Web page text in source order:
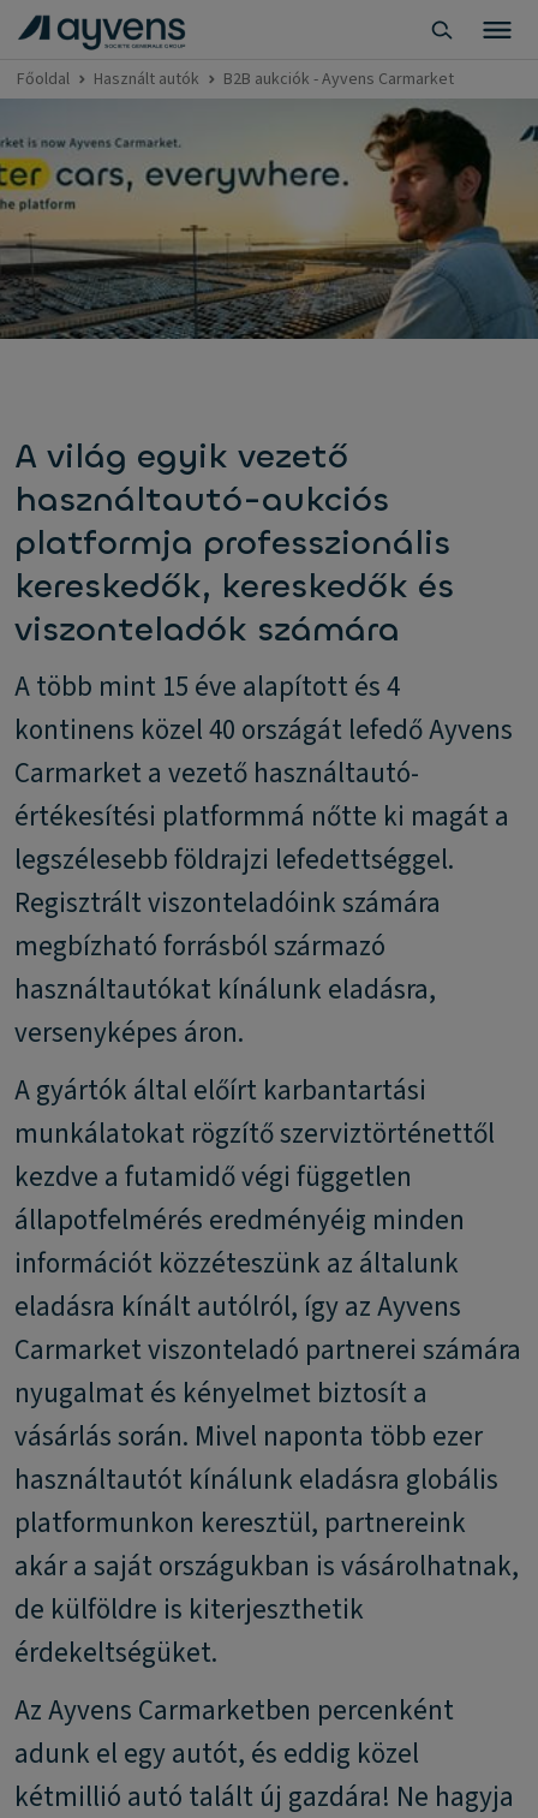
Főoldal Használt autók B2B aukciók - Ayvens Carmarket
A világ egyik vezető
használtautó-aukciós
platformja professzionális
kereskedők, kereskedők és
viszonteladók számára
A több mint 15 éve alapított és 4
kontinens közel 40 országát lefedő Ayvens
Carmarket a vezető használtautó-
értékesítési platformmá nőtte ki magát a
legszélesebb földrajzi lefedettséggel.
Regisztrált viszonteladóink számára
megbízható forrásból származó
használtautókat kínálunk eladásra,
versenyképes áron.
A gyártók által előírt karbantartási
munkálatokat rögzítő szerviztörténettől
kezdve a futamidő végi független
állapotfelmérés eredményéig minden
információt közzéteszünk az általunk
eladásra kínált autólról, így az Ayvens
Carmarket viszonteladó partnerei számára
nyugalmat és kényelmet biztosít a
vásárlás során. Mivel naponta több ezer
használtautót kínálunk eladásra globális
platformunkon keresztül, partnereink
akár a saját országukban is vásárolhatnak,
de külföldre is kiterjeszthetik
érdekeltségüket.
Az Ayvens Carmarketben percenként
adunk el egy autót, és eddig közel
kétmillió autó talált új gazdára! Ne hagyja